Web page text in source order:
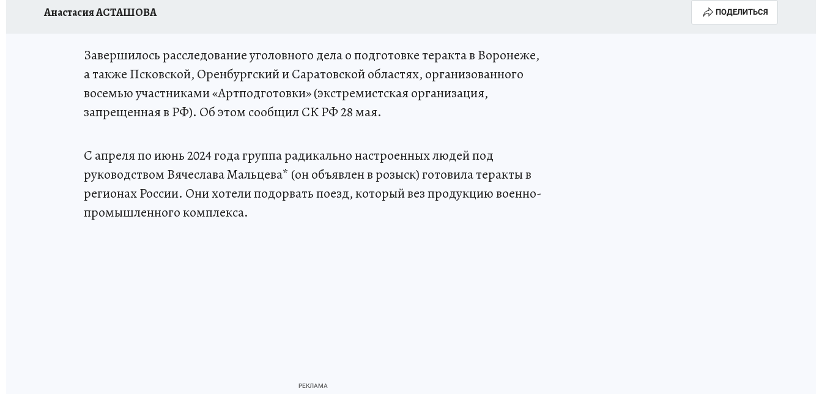
Анастасия АСТАШОВА ПОДЕЛИТЬСЯ
Завершилось расследование уголовного дела о подготовке теракта в Воронеже,
а также Псковской, Оренбургский и Саратовской областях, организованного
восемью участниками «Артподготовки» (экстремистская организация,
запрещенная в РФ). Об этом сообщил СК РФ 28 мая.
С апреля по июнь 2024 года группа радикально настроенных людей под
руководством Вячеслава Мальцева* (он объявлен в розыск) готовила теракты в
регионах России. Они хотели подорвать поезд, который вез продукцию военно-
промышленного комплекса.